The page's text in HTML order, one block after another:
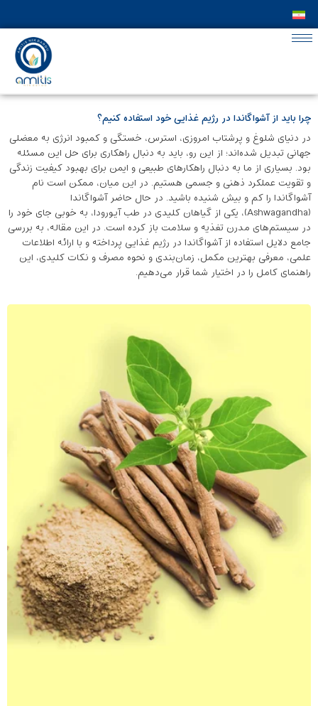
چرا باید از آشواگاندا در رژیم غذایی خود استفاده کنیم؟
در دنیای شلوغ و پرشتاب امروزی، استرس، خستگی و کمبود انرژی به معضلی
جهانی تبدیل شده‌اند؛ از این رو، باید به دنبال راهکاری برای حل این مسئله
بود. بسیاری از ما به دنبال راهکارهای طبیعی و ایمن برای بهبود کیفیت زندگی
و تقویت عملکرد ذهنی و جسمی هستیم. در این میان، ممکن است نام
آشواگاندا را کم و بیش شنیده باشید. در حال حاضر آشواگاندا
(Ashwagandha)، یکی از گیاهان کلیدی در طب آیورودا، به ‌خوبی جای خود را
در سیستم‌های مدرن تغذیه و سلامت باز کرده است. در این مقاله، به بررسی
جامع دلایل استفاده از آشواگاندا در رژیم غذایی پرداخته و با ارائه اطلاعات
علمی، معرفی بهترین مکمل‌، زمان‌بندی و نحوه مصرف و نکات کلیدی، این
راهنمای کامل را در اختیار شما قرار می‌دهیم.